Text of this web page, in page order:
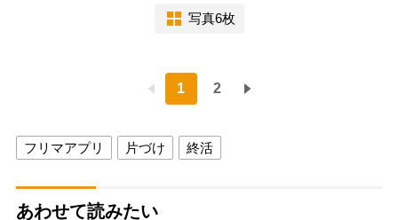
写真6枚
1 2
フリマアプリ 片づけ 終活
あわせて読みたい